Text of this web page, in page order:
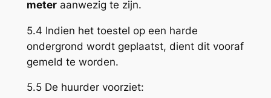
meteraanwezig te zijn.
5.4 Indien het toestel op een harde
ondergrond wordt geplaatst, dient dit vooraf
gemeld te worden.
5.5 De huurder voorziet: